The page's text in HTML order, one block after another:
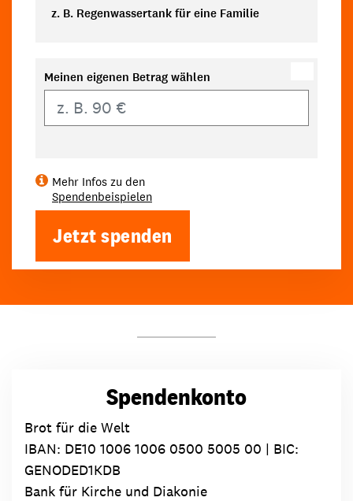
z. B. Regenwassertank für eine Familie
Meinen eigenen Betrag wählen
Mehr Infos zu den
Spendenbeispielen
Jetzt spenden
Spendenkonto
Brot für die Welt
IBAN: DE10 1006 1006 0500 5005 00 | BIC:
GENODED1KDB
Bank für Kirche und Diakonie